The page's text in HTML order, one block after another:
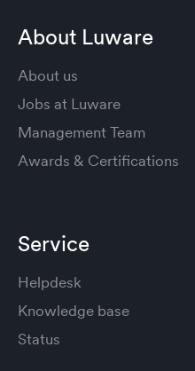
About Luware
About us
Jobs at Luware
Management Team
Awards & Certifications
Service
Helpdesk
Knowledge base
Status